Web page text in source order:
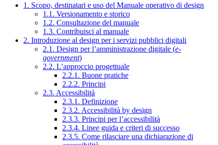
1. Scopo, destinatari e uso del Manuale operativo di design
1.1. Versionamento e storico
1.2. Consultazione del manuale
1.3. Contribuisci al manuale
2. Introduzione al design per i servizi pubblici digitali
2.1. Design per l’amministrazione digitale (e-
government)
2.2. L’approccio progettuale
2.2.1. Buone pratiche
2.2.2. Principi
2.3. Accessibilità
2.3.1. Definizione
2.3.2. Accessibilità by design
2.3.3. Principi per l’accessibilità
2.3.4. Linee guida e criteri di successo
2.3.5. Come rilasciare una dichiarazione di